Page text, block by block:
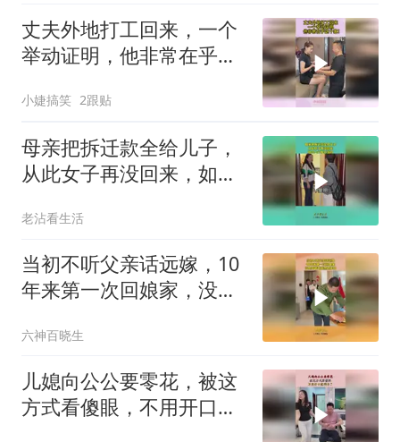
丈夫外地打工回来，一个
举动证明，他非常在乎这
小婕搞笑 2跟贴
母亲把拆迁款全给儿子，
从此女子再没回来，如今
老沾看生活
当初不听父亲话远嫁，10
年来第一次回娘家，没想
六神百晓生
儿媳向公公要零花，被这
方式看傻眼，不用开口就